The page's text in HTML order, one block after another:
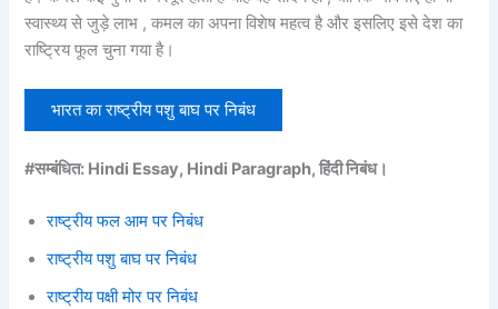
स्वास्थ्य से जुड़े लाभ , कमल का अपना विशेष महत्व है और इसलिए इसे देश का
राष्ट्रिय फूल चुना गया है।
भारत का राष्ट्रीय पशु बाघ पर निबंध
#सम्बंधित: Hindi Essay, Hindi Paragraph, हिंदी निबंध।
राष्ट्रीय फल आम पर निबंध
राष्ट्रीय पशु बाघ पर निबंध
राष्ट्रीय पक्षी मोर पर निबंध